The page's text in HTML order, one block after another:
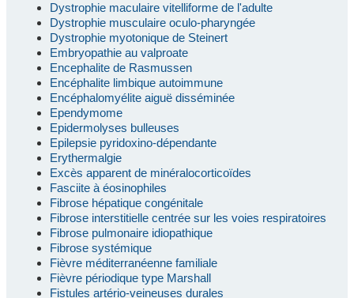
Dystrophie maculaire vitelliforme de l'adulte
Dystrophie musculaire oculo-pharyngée
Dystrophie myotonique de Steinert
Embryopathie au valproate
Encephalite de Rasmussen
Encéphalite limbique autoimmune
Encéphalomyélite aiguë disséminée
Ependymome
Epidermolyses bulleuses
Epilepsie pyridoxino-dépendante
Erythermalgie
Excès apparent de minéralocorticoïdes
Fasciite à éosinophiles
Fibrose hépatique congénitale
Fibrose interstitielle centrée sur les voies respiratoires
Fibrose pulmonaire idiopathique
Fibrose systémique
Fièvre méditerranéenne familiale
Fièvre périodique type Marshall
Fistules artério-veineuses durales